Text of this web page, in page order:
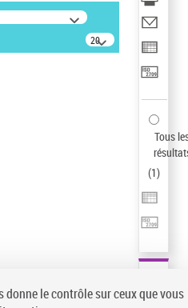
20
résultats/page
Tous
(1)
le contrôle sur ceux que vous